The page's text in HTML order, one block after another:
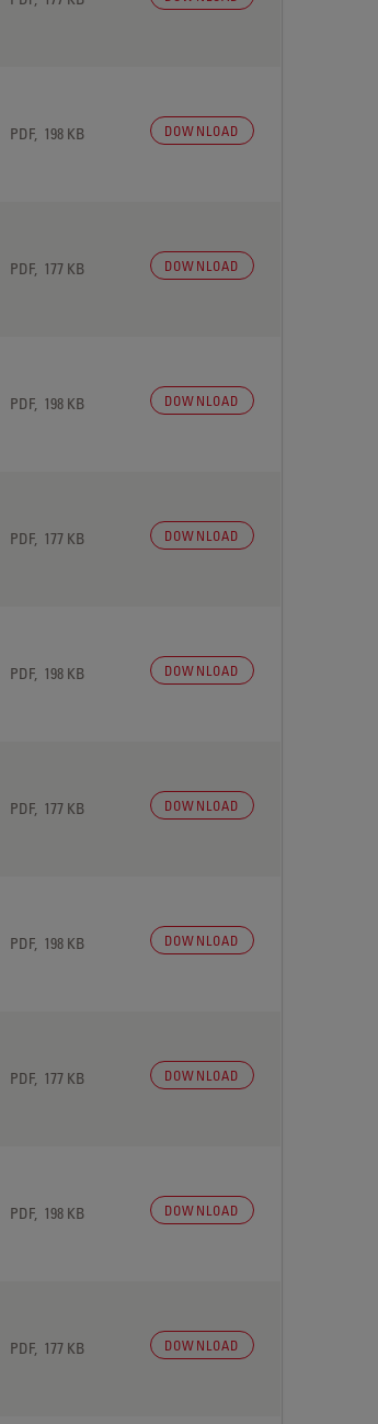
PDF, 198 KB DOWNLOAD
PDF, 177 KB DOWNLOAD
PDF, 198 KB DOWNLOAD
PDF, 177 KB DOWNLOAD
PDF, 198 KB DOWNLOAD
PDF, 177 KB DOWNLOAD
PDF, 198 KB DOWNLOAD
PDF, 177 KB DOWNLOAD
PDF, 198 KB DOWNLOAD
PDF, 177 KB DOWNLOAD